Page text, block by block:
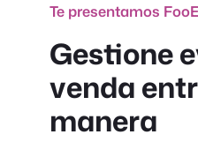
Te presentamos
Gestione
venda
manera